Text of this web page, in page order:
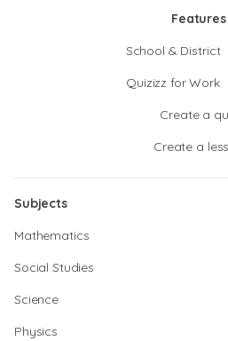
Features
School & District
Quizizz for Work
Create a
Create a
Subjects
Mathematics
Social Studies
Science
Physics